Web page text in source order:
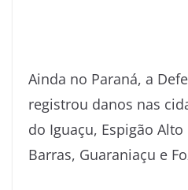
Ainda no Paraná, a
registrou danos nas
do Iguaçu, Espigão
Barras, Guaraniaçu e